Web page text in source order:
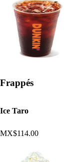
Frappés
Ice Taro
MX$114.00